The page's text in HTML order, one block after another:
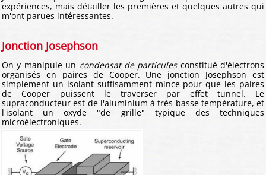
expériences, mais détailler les premières et quelques autres qui
m'ont parues intéressantes.
Jonction Josephson
On y manipule un condensat de particulesconstitué d'électrons
organisés en paires de Cooper. Une jonction Josephson est
simplement un isolant suffisamment mince pour que les paires
de Cooper puissent le traverser par effet tunnel. Le
supraconducteur est de l'aluminium à très basse température, et
l'isolant un oxyde "de grille" typique des techniques
microélectroniques.